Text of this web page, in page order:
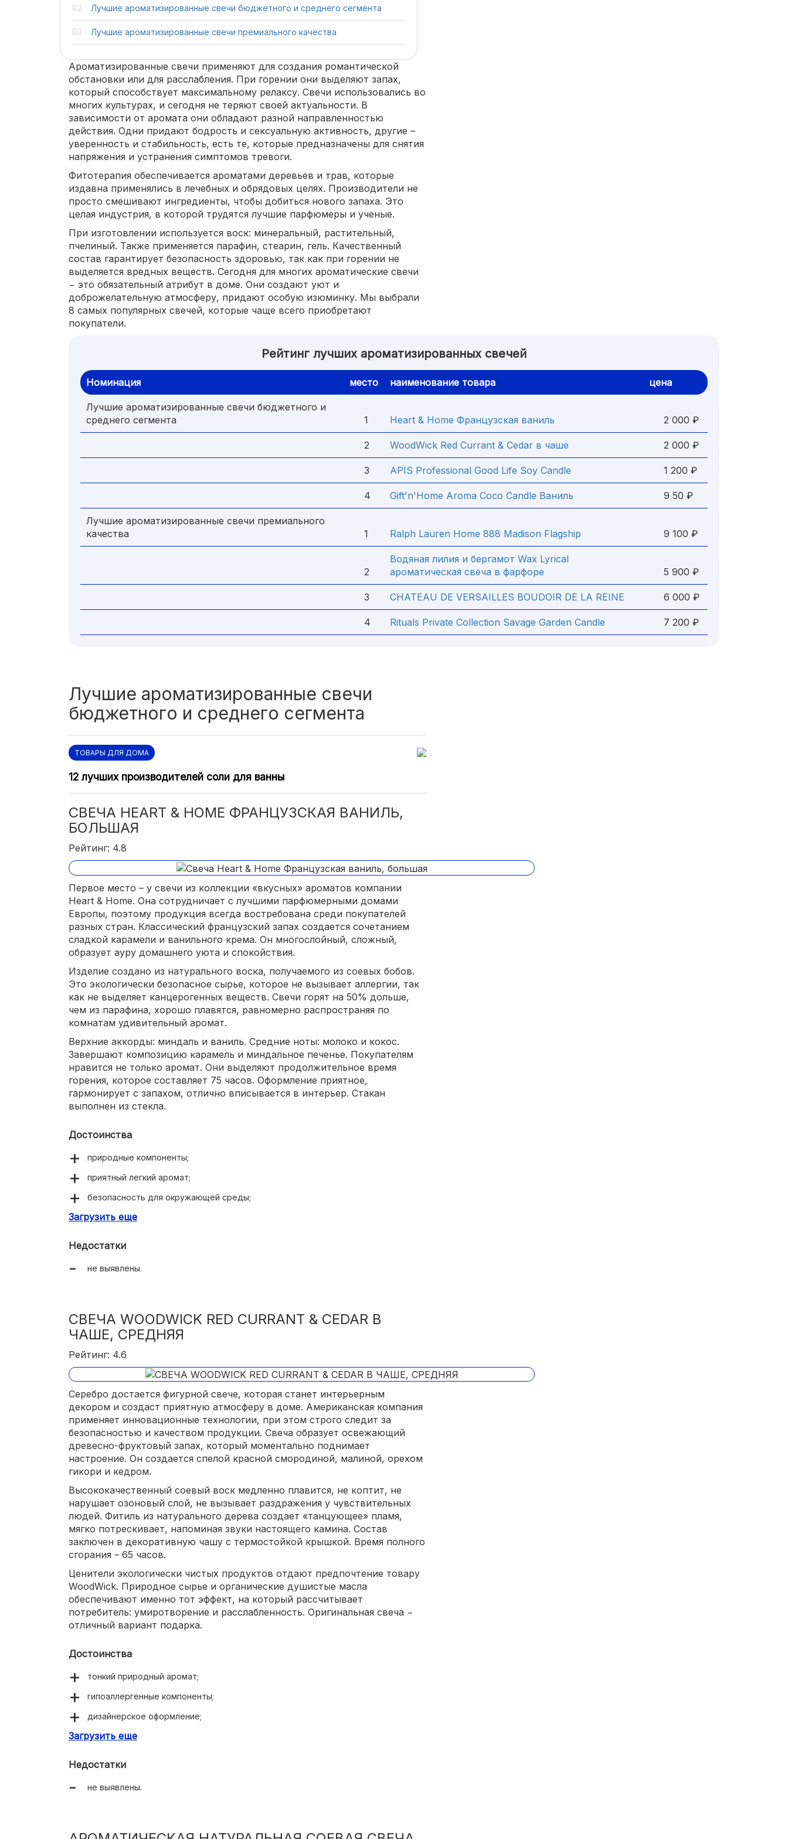
Лучшие ароматизированные свечи бюджетного и среднего сегмента
Лучшие ароматизированные свечи премиального качества
Ароматизированные свечи применяют для создания романтической
обстановки или для расслабления. При горении они выделяют запах,
который способствует максимальному релаксу. Свечи использовались во
многих культурах, и сегодня не теряют своей актуальности. В
зависимости от аромата они обладают разной направленностью
действия. Одни придают бодрость и сексуальную активность, другие –
уверенность и стабильность, есть те, которые предназначены для снятия
напряжения и устранения симптомов тревоги.
Фитотерапия обеспечивается ароматами деревьев и трав, которые
издавна применялись в лечебных и обрядовых целях. Производители не
просто смешивают ингредиенты, чтобы добиться нового запаха. Это
целая индустрия, в которой трудятся лучшие парфюмеры и ученые.
При изготовлении используется воск: минеральный, растительный,
пчелиный. Также применяется парафин, стеарин, гель. Качественный
состав гарантирует безопасность здоровью, так как при горении не
выделяется вредных веществ. Сегодня для многих ароматические свечи
− это обязательный атрибут в доме. Они создают уют и
доброжелательную атмосферу, придают особую изюминку. Мы выбрали
8 самых популярных свечей, которые чаще всего приобретают
покупатели.
Рейтинг лучших ароматизированных свечей
Номинация место наименование товара цена
Лучшие ароматизированные свечи бюджетного и
среднего сегмента
1 Heart & Home Французская ваниль 2 000 ₽
2 WoodWick Red Currant & Cedar в чаше 2 000 ₽
3 APIS Professional Good Life Soy Candle 1 200 ₽
4 Gift'n'Home Aroma Coco Candle Ваниль 9 50 ₽
Лучшие ароматизированные свечи премиального
качества
1 Ralph Lauren Home 888 Madison Flagship 9 100 ₽
2
Водяная лилия и бергамот Wax Lyrical
ароматическая свеча в фарфоре
5 900 ₽
3 CHATEAU DE VERSAILLES BOUDOIR DE LA REINE 6 000 ₽
4 Rituals Private Collection Savage Garden Candle 7 200 ₽
Лучшие ароматизированные свечи
бюджетного и среднего сегмента
ТОВАРЫ ДЛЯ ДОМА
12 лучших производителей соли для ванны
СВЕЧА HEART & HOME ФРАНЦУЗСКАЯ ВАНИЛЬ,
БОЛЬШАЯ
Рейтинг: 4.8
Первое место – у свечи из коллекции «вкусных» ароматов компании
Heart & Home. Она сотрудничает с лучшими парфюмерными домами
Европы, поэтому продукция всегда востребована среди покупателей
разных стран. Классический французский запах создается сочетанием
сладкой карамели и ванильного крема. Он многослойный, сложный,
образует ауру домашнего уюта и спокойствия.
Изделие создано из натурального воска, получаемого из соевых бобов.
Это экологически безопасное сырье, которое не вызывает аллергии, так
как не выделяет канцерогенных веществ. Свечи горят на 50% дольше,
чем из парафина, хорошо плавятся, равномерно распространяя по
комнатам удивительный аромат.
Верхние аккорды: миндаль и ваниль. Средние ноты: молоко и кокос.
Завершают композицию карамель и миндальное печенье. Покупателям
нравится не только аромат. Они выделяют продолжительное время
горения, которое составляет 75 часов. Оформление приятное,
гармонирует с запахом, отлично вписывается в интерьер. Стакан
выполнен из стекла.
Достоинства
природные компоненты;
приятный легкий аромат;
безопасность для окружающей среды;
для любых помещений.
Загрузить еще
Недостатки
не выявлены.
СВЕЧА WOODWICK RED CURRANT & CEDAR В
ЧАШЕ, СРЕДНЯЯ
Рейтинг: 4.6
Серебро достается фигурной свече, которая станет интерьерным
декором и создаст приятную атмосферу в доме. Американская компания
применяет инновационные технологии, при этом строго следит за
безопасностью и качеством продукции. Свеча образует освежающий
древесно-фруктовый запах, который моментально поднимает
настроение. Он создается спелой красной смородиной, малиной, орехом
гикори и кедром.
Высококачественный соевый воск медленно плавится, не коптит, не
нарушает озоновый слой, не вызывает раздражения у чувствительных
людей. Фитиль из натурального дерева создает «танцующее» пламя,
мягко потрескивает, напоминая звуки настоящего камина. Состав
заключен в декоративную чашу с термостойкой крышкой. Время полного
сгорания – 65 часов.
Ценители экологически чистых продуктов отдают предпочтение товару
WoodWick. Природное сырье и органические душистые масла
обеспечивают именно тот эффект, на который рассчитывает
потребитель: умиротворение и расслабленность. Оригинальная свеча −
отличный вариант подарка.
Достоинства
тонкий природный аромат;
гипоаллергенные компоненты;
дизайнерское оформление;
эффект пылающего камина.
Загрузить еще
Недостатки
не выявлены.